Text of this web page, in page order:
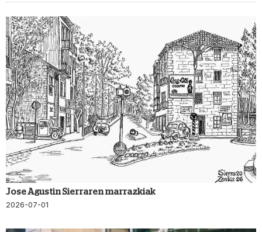
Jose Agustin Sierraren marrazkiak
2026-07-01